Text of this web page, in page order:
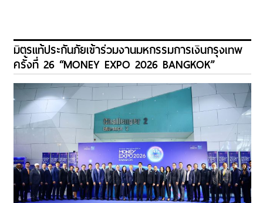
มิตรแท้ประกันภัยเข้าร่วมงานมหกรรมการเงินกรุงเทพ
ครั้งที่ 26 “MONEY EXPO 2026 BANGKOK”